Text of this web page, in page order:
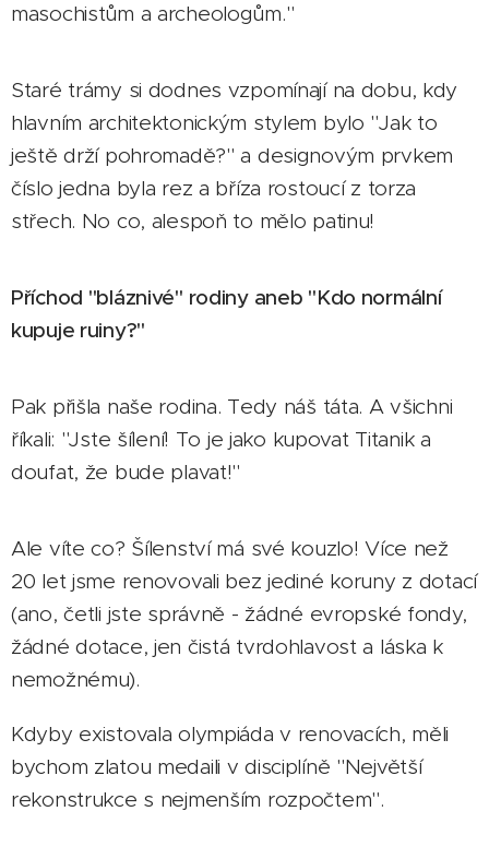
masochistům a archeologům."
Staré trámy si dodnes vzpomínají na dobu, kdy
hlavním architektonickým stylem bylo "Jak to
ještě drží pohromadě?" a designovým prvkem
číslo jedna byla rez a bříza rostoucí z torza
střech. No co, alespoň to mělo patinu! 😄
Příchod "bláznivé" rodiny aneb "Kdo normální
kupuje ruiny?"
Pak přišla naše rodina. Tedy náš táta. A všichni
říkali: "Jste šílení! To je jako kupovat Titanik a
doufat, že bude plavat!"
Ale víte co? Šílenství má své kouzlo! Více než
20 let jsme renovovali bez jediné koruny z dotací
(ano, četli jste správně - žádné evropské fondy,
žádné dotace, jen čistá tvrdohlavost a láska k
nemožnému).
Kdyby existovala olympiáda v renovacích, měli
bychom zlatou medaili v disciplíně "Největší
rekonstrukce s nejmenším rozpočtem". 🏅